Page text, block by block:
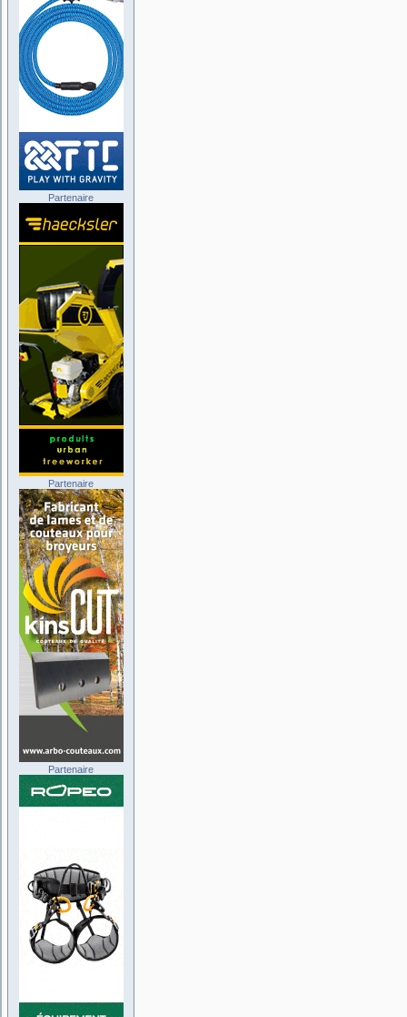
Partenaire
Partenaire
Partenaire